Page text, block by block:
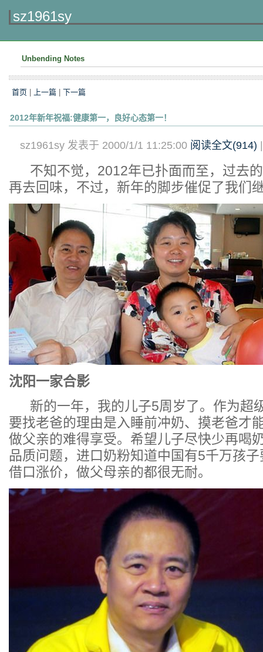
sz1961sy
Unbending Notes
首页 上一篇 下一篇
2012年新年祝福:健康第一，良好心态第一！
sz1961sy 发表于 2000/1/1 11:25:00 阅读全文(914)
不知不觉，2012年已扑面而至，过去
再去回味，不过，新年的脚步催促了我们
沈阳一家合影
新的一年，我的儿子5周岁了。作为超
要找老爸的理由是入睡前冲奶、摸老爸才
做父亲的难得享受。希望儿子尽快少再喝
品质问题，进口奶粉知道中国有5千万孩
借口涨价，做父母亲的都很无耐。